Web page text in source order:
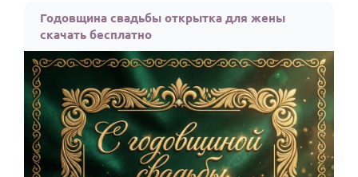
Годовщина свадьбы открытка для жены
скачать бесплатно